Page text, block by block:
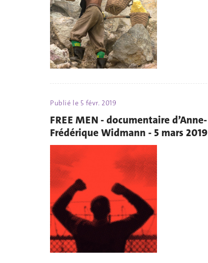
Publié le 5 févr. 2019
FREE MEN - documentaire d’Anne-
Frédérique Widmann - 5 mars 2019